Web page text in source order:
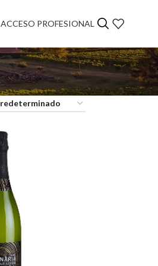
ACCESO PROFESIONAL